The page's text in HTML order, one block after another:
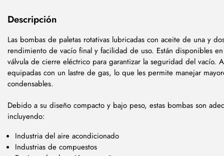
Descripción
Las bombas de paletas rotativas lubricadas con aceite de una y
rendimiento de vacío final y facilidad de uso. Están disponibles
válvula de cierre eléctrico para garantizar la seguridad del vacío.
equipadas con un lastre de gas, lo que les permite manejar
condensables.
Debido a su diseño compacto y bajo peso, estas bombas son
incluyendo:
Industria del aire acondicionado
Industrias de compuestos